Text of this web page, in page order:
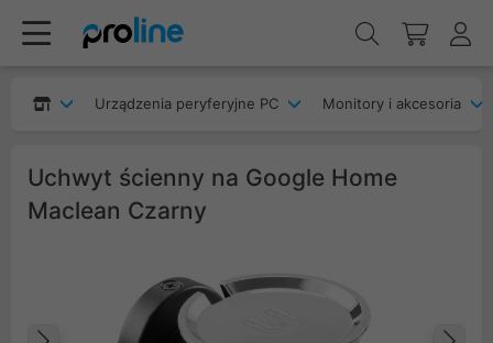
Urządzenia peryferyjne PC Monitory i akcesoria
Uchwyt ścienny na Google Home
Maclean Czarny